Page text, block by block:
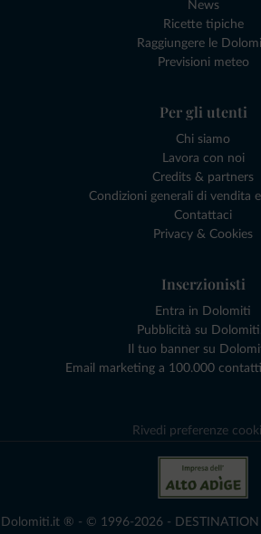
News
Ricette tipiche
Raggiungere le
Previsioni meteo
Per gli utenti
Chi siamo
Lavora con noi
Credits & partners
Condizioni generali di vendita
Contattaci
Privacy & Cookies
Inserzionisti
Entra in Dolomiti
Pubblicità su
Il tuo banner su
Email marketing a 100.000
Rivedi preferenze
Dolomiti.it ® - © 1996-2026 - DESTINATION